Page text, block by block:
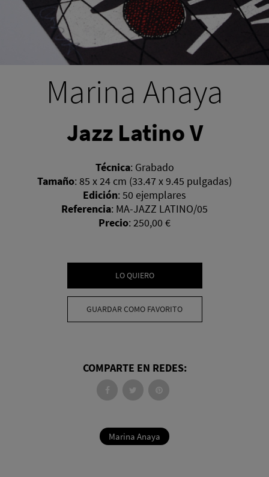
Marina Anaya
Jazz Latino V
Técnica: Grabado
Tamaño: 85 x 24 cm (33.47 x 9.45 pulgadas)
Edición: 50 ejemplares
Referencia: MA-JAZZ LATINO/05
Precio: 250,00 €
LO QUIERO
GUARDAR COMO FAVORITO
COMPARTE EN REDES:
Marina Anaya